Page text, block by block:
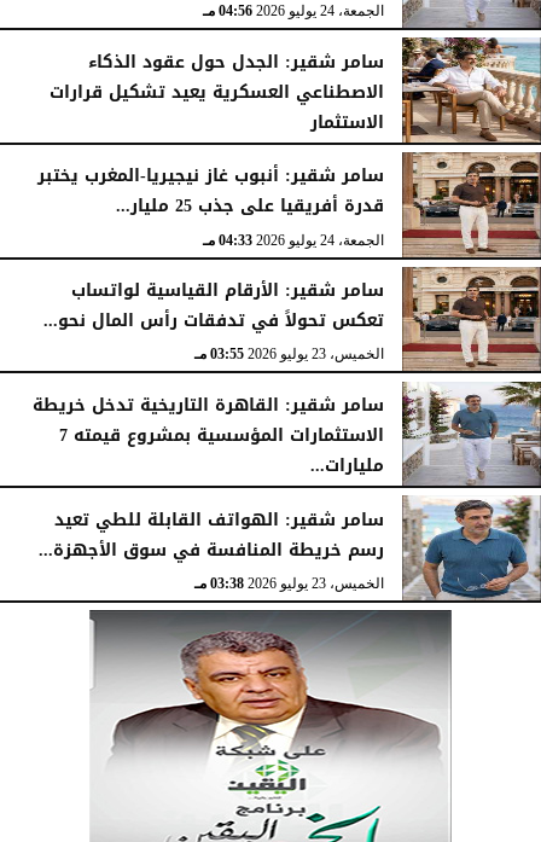
الجمعة، 24 يوليو 2026 04:56 مـ
سامر شقير: الجدل حول عقود الذكاء
الاصطناعي العسكرية يعيد تشكيل قرارات
الاستثمار
الجمعة، 24 يوليو 2026 04:45 مـ
سامر شقير: أنبوب غاز نيجيريا-المغرب يختبر
قدرة أفريقيا على جذب 25 مليار...
الجمعة، 24 يوليو 2026 04:33 مـ
سامر شقير: الأرقام القياسية لواتساب
تعكس تحولاً في تدفقات رأس المال نحو...
الخميس، 23 يوليو 2026 03:55 مـ
سامر شقير: القاهرة التاريخية تدخل خريطة
الاستثمارات المؤسسية بمشروع قيمته 7
مليارات...
الخميس، 23 يوليو 2026
سامر شقير: الهواتف القابلة للطي تعيد
رسم خريطة المنافسة في سوق الأجهزة...
الخميس، 23 يوليو 2026 03:38 مـ